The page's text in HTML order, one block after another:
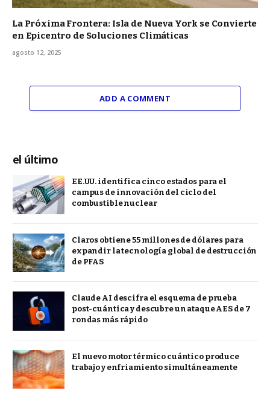
La Próxima Frontera: Isla de Nueva York se Convierte
en Epicentro de Soluciones Climáticas
agosto 12, 2025
ADD A COMMENT
el último
EE.UU. identifica cinco estados para el
campus de innovación del ciclo del
combustible nuclear
Claros obtiene 55 millones de dólares para
expandir la tecnología global de destrucción
de PFAS
Claude AI descifra el esquema de prueba
post-cuántica y descubre un ataque AES de 7
rondas más rápido
El nuevo motor térmico cuántico produce
trabajo y enfriamiento simultáneamente